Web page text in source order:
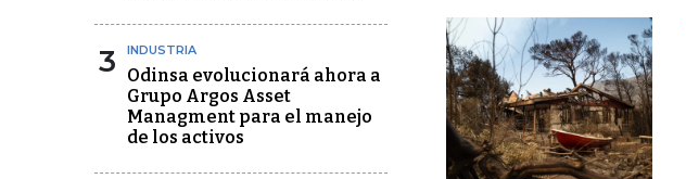
3 INDUSTRIA
Odinsa evolucionará ahora a
Grupo Argos Asset
Managment para el manejo
de los activos